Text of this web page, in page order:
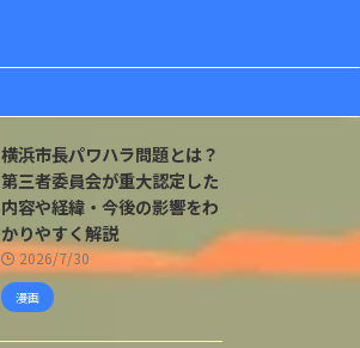
横浜市長パワハラ問題とは？
第三者委員会が重大認定した
内容や経緯・今後の影響をわ
かりやすく解説
2026/7/30
漫画